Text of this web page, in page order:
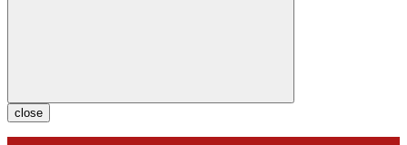
close